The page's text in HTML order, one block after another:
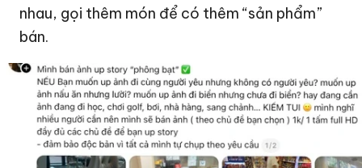
nhau, gọi thêm món để có thêm “sản phẩm”
bán.